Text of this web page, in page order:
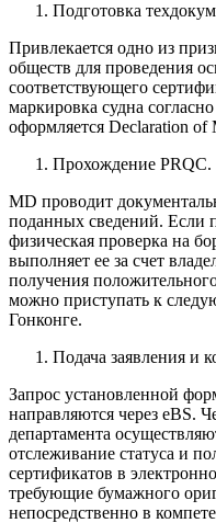
Подготовка
Привлекается одно из
обществ для проведения
соответствующего
маркировка судна
оформляется Declaration
Прохождение PRQC.
MD проводит
поданных сведений. Если
физическая проверка на
выполняет ее за счет
получения
можно приступать к
Гонконге.
Подача заявления и
Запрос установленной
направляются через eBS.
департамента
отслеживание статуса и
сертификатов в
требующие бумажного
непосредственно в